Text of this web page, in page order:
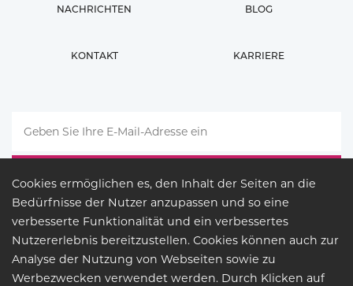
NACHRICHTEN BLOG
KONTAKT KARRIERE
Cookies ermöglichen es, den Inhalt der Seiten an die
Bedürfnisse der Nutzer anzupassen und so eine
verbesserte Funktionalität und ein verbessertes
Nutzererlebnis bereitzustellen. Cookies können auch zur
Analyse der Nutzung von Webseiten sowie zu
Werbezwecken verwendet werden. Durch Klicken auf